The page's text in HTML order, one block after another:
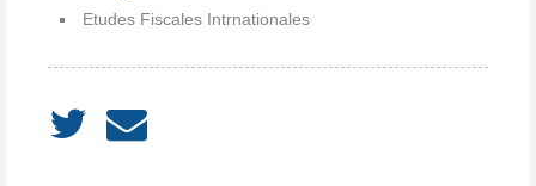
Etudes Fiscales Intrnationales